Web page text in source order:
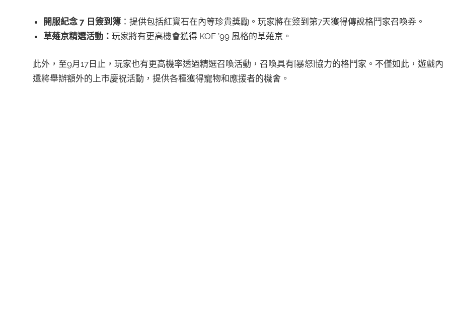
開服紀念7 日簽到簿：提供包括紅寶石在內等珍貴獎勵。玩家將在簽到第7天獲得傳說格鬥家召喚券。
草薙京精選活動： 玩家將有更高機會獲得 KOF ’99 風格的草薙京。
此外，至9月17日止，玩家也有更高機率透過精選召喚活動，召喚具有[暴怒]協力的格鬥家。不僅如此，遊戲內
還將舉辦額外的上市慶祝活動，提供各種獲得寵物和應援者的機會。